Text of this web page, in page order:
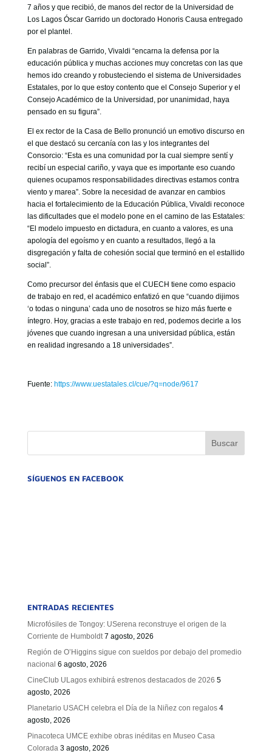
7 años y que recibió, de manos del rector de la Universidad de
Los Lagos Óscar Garrido un doctorado Honoris Causa entregado
por el plantel.
En palabras de Garrido, Vivaldi “encarna la defensa por la
educación pública y muchas acciones muy concretas con las que
hemos ido creando y robusteciendo el sistema de Universidades
Estatales, por lo que estoy contento que el Consejo Superior y el
Consejo Académico de la Universidad, por unanimidad, haya
pensado en su figura”.
El ex rector de la Casa de Bello pronunció un emotivo discurso en
el que destacó su cercanía con las y los integrantes del
Consorcio: “Esta es una comunidad por la cual siempre sentí y
recibí un especial cariño, y vaya que es importante eso cuando
quienes ocupamos responsabilidades directivas estamos contra
viento y marea”. Sobre la necesidad de avanzar en cambios
hacia el fortalecimiento de la Educación Pública, Vivaldi reconoce
las dificultades que el modelo pone en el camino de las Estatales:
“El modelo impuesto en dictadura, en cuanto a valores, es una
apología del egoísmo y en cuanto a resultados, llegó a la
disgregación y falta de cohesión social que terminó en el estallido
social”.
Como precursor del énfasis que el CUECH tiene como espacio
de trabajo en red, el académico enfatizó en que “cuando dijimos
‘o todas o ninguna’ cada uno de nosotros se hizo más fuerte e
íntegro. Hoy, gracias a este trabajo en red, podemos decirle a los
jóvenes que cuando ingresan a una universidad pública, están
en realidad ingresando a 18 universidades”.
Fuente: https://www.uestatales.cl/cue/?q=node/9617
SÍGUENOS EN FACEBOOK
ENTRADAS RECIENTES
Microfósiles de Tongoy: USerena reconstruye el origen de la
Corriente de Humboldt 7 agosto, 2026
Región de O’Higgins sigue con sueldos por debajo del promedio
nacional 6 agosto, 2026
CineClub ULagos exhibirá estrenos destacados de 2026 5
agosto, 2026
Planetario USACH celebra el Día de la Niñez con regalos 4
agosto, 2026
Pinacoteca UMCE exhibe obras inéditas en Museo Casa
Colorada 3 agosto, 2026